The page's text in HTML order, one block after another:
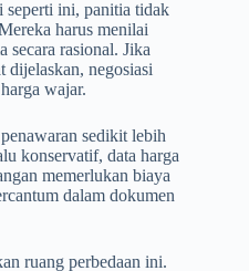
seperti ini, panitia tidak
harus menilai
secara rasional. Jika
dijelaskan, negosiasi
wajar.
sedikit lebih
konservatif, data harga
memerlukan biaya
dalam dokumen
ruang perbedaan ini.